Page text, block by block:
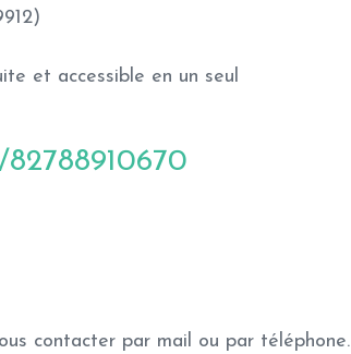
et accessible en un seul
contacter par mail ou par téléphone.